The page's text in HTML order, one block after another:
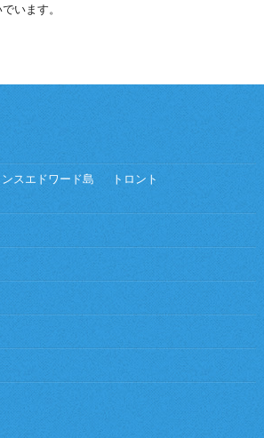
います。
ンスエドワード島
トロント